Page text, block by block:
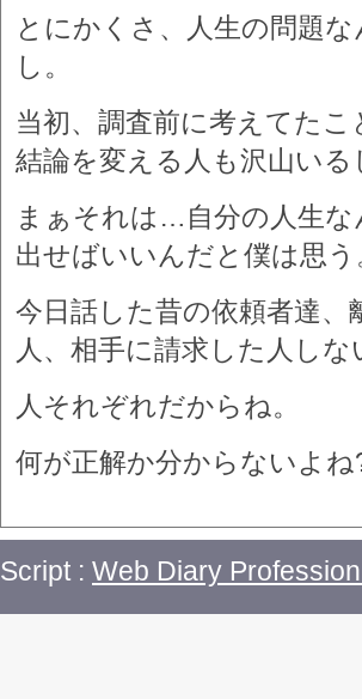
とにかくさ、人生の問題
し。
当初、調査前に考えてた
結論を変える人も沢山いる
まぁそれは…自分の人生
出せばいいんだと僕は思う
今日話した昔の依頼者達
人、相手に請求した人しな
人それぞれだからね。
何が正解か分からないよね
Script : Web Diary